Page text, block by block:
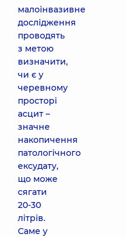
малоінвазивне
дослідження
проводять
з метою
визначити,
чи є у
черевному
просторі
асцит –
значне
накопичення
патологічного
ексудату,
що може
сягати
20-30
літрів.
Саме у